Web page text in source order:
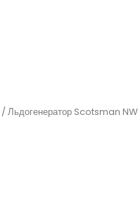
Льдогенератор Scotsman